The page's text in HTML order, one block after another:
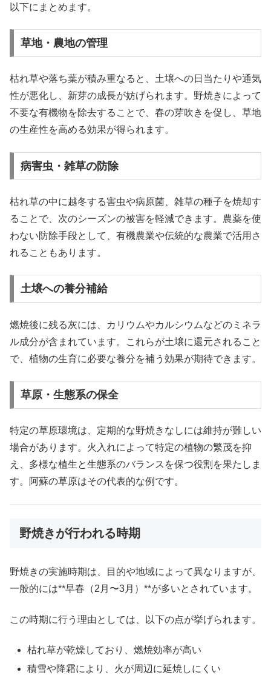
以下にまとめます。
草地・農地の管理
枯れ草や落ち葉が積み重なると、土壌への日当たりや通気
性が悪化し、新芽の成長が妨げられます。野焼きによって
不要な有機物を除去することで、春の芽吹きを促し、草地
の生産性を高める効果が得られます。
病害虫・雑草の防除
枯れ草の中に越冬する害虫や病原菌、雑草の種子を焼却す
ることで、次のシーズンの被害を軽減できます。農薬を使
わない防除手段として、有機農業や伝統的な農業で活用さ
れることもあります。
土壌への養分補給
燃焼後に残る灰には、カリウムやカルシウムなどのミネラ
ル成分が含まれています。これらが土壌に還元されること
で、植物の生育に必要な養分を補う効果が期待できます。
草原・生態系の保全
特定の草原環境は、定期的な野焼きなしには維持が難しい
場合があります。火入れによって特定の植物の繁茂を抑
え、多様な植生と生態系のバランスを保つ役割を果たしま
す。阿蘇の草原はその代表的な例です。
野焼きが行われる時期
野焼きの実施時期は、目的や地域によって異なりますが、
一般的には**早春（2月〜3月）**が多いとされています。
この時期に行う理由としては、以下の点が挙げられます。
枯れ草が乾燥しており、燃焼効率が高い
積雪や降霜により、火が周辺に延焼しにくい